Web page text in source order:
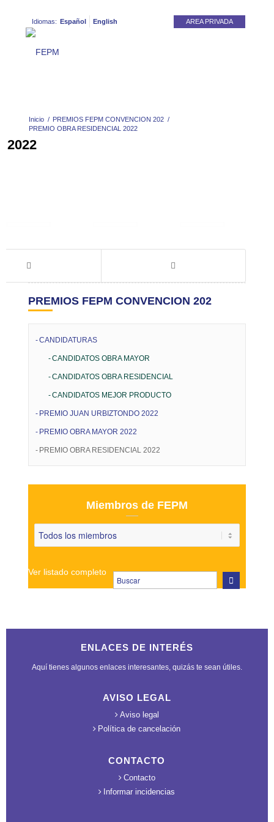
AREA PRIVADA
Idiomas: Español English
Inicio / PREMIOS FEPM CONVENCION 202 /
PREMIO OBRA RESIDENCIAL 2022
2022
PREMIOS FEPM CONVENCION 202
CANDIDATURAS
CANDIDATOS OBRA MAYOR
CANDIDATOS OBRA RESIDENCIAL
CANDIDATOS MEJOR PRODUCTO
PREMIO JUAN URBIZTONDO 2022
PREMIO OBRA MAYOR 2022
PREMIO OBRA RESIDENCIAL 2022
Miembros de FEPM
Ver listado completo
ENLACES DE INTERÉS
Aquí tienes algunos enlaces interesantes, quizás te sean útiles.
AVISO LEGAL
Aviso legal
Política de cancelación
CONTACTO
Contacto
Informar incidencias